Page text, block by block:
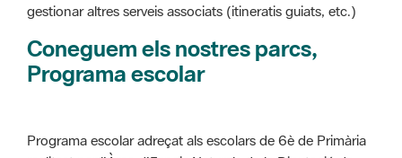
gestionar altres serveis associats (itineratis guiats, etc.)
Coneguem els nostres parcs,
Programa escolar
Programa escolar adreçat als escolars de 6è de Primària